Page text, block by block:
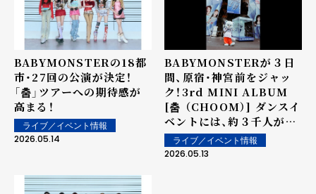
BABYMONSTERの18都
市・27回の公演が決定！
「춤」ツアーへの期待感が
高まる！
ライブ／イベント情報
2026.05.14
BABYMONSTERが３日
間、原宿・神宮前をジャッ
ク！3rd MINI ALBUM
[춤 （CHOOM）] ダンスイ
ベントには、約３千人が参
加！ライブ／イベント情報
2026.05.13